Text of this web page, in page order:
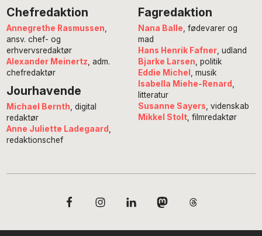
Chefredaktion
Annegrethe Rasmussen
ansv. chef- og
erhvervsredaktør
Alexander Meinertz , adm.
chefredaktør
Jourhavende
Michael Bernth , digital
redaktør
Anne Juliette Ladegaard
redaktionschef
Fagredaktion
Nana Balle , fødevarer og
mad
Hans Henrik Fafner, udland
Bjarke Larsen , politik
Eddie Michel
, musik
Isabella Miehe-Renard
litteratur
Susanne Sayers , videnskab
Mikkel Stolt, filmredaktør